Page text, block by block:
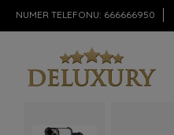
NUMER TELEFONU: 666666950